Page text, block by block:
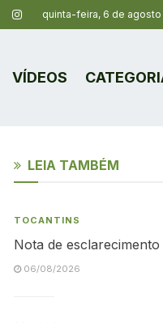
quinta-feira, 6 de agosto
VÍDEOS
LEIA TAMBÉM
TOCANTINS
Nota de esclarecimento
06/08/2026